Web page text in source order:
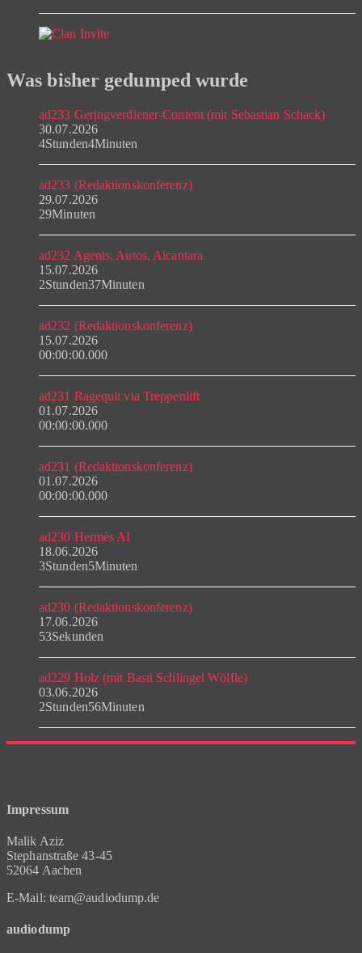
Was bisher gedumped wurde
ad233 Geringverdiener-Content (mit Sebastian Schack)
30.07.2026
4Stunden4Minuten
ad233 (Redaktionskonferenz)
29.07.2026
29Minuten
ad232 Agents, Autos, Alcantara
15.07.2026
2Stunden37Minuten
ad232 (Redaktionskonferenz)
15.07.2026
00:00:00.000
ad231 Ragequit via Treppenlift
01.07.2026
00:00:00.000
ad231 (Redaktionskonferenz)
01.07.2026
00:00:00.000
ad230 Hermès AI
18.06.2026
3Stunden5Minuten
ad230 (Redaktionskonferenz)
17.06.2026
53Sekunden
ad229 Holz (mit Basti Schlingel Wölfle)
03.06.2026
2Stunden56Minuten
Impressum
Malik Aziz
Stephanstraße 43-45
52064 Aachen
E-Mail: team@audiodump.de
audiodump